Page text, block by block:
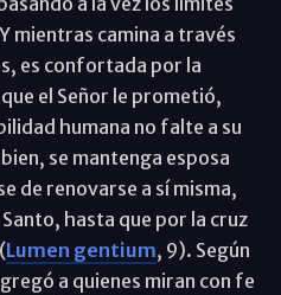
mientras camina a través
es confortada por la
el Señor le prometió,
humana no falte a su
se mantenga esposa
de renovarse a sí misma,
hasta que por la cruz
Lumen gentium, 9). Según
a quienes miran con fe